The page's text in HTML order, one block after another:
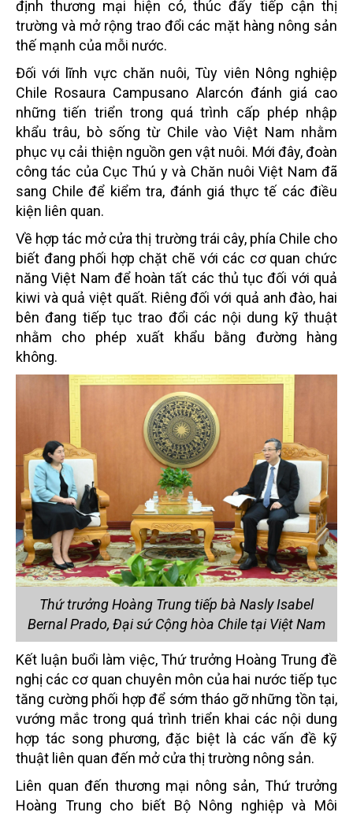
định thương mại hiện có, thúc đẩy tiếp cận thị
trường và mở rộng trao đổi các mặt hàng nông sản
thế mạnh của mỗi nước.
Đối với lĩnh vực chăn nuôi, Tùy viên Nông nghiệp
Chile Rosaura Campusano Alarcón đánh giá cao
những tiến triển trong quá trình cấp phép nhập
khẩu trâu, bò sống từ Chile vào Việt Nam nhằm
phục vụ cải thiện nguồn gen vật nuôi. Mới đây, đoàn
công tác của Cục Thú y và Chăn nuôi Việt Nam đã
sang Chile để kiểm tra, đánh giá thực tế các điều
kiện liên quan.
Về hợp tác mở cửa thị trường trái cây, phía Chile cho
biết đang phối hợp chặt chẽ với các cơ quan chức
năng Việt Nam để hoàn tất các thủ tục đối với quả
kiwi và quả việt quất. Riêng đối với quả anh đào, hai
bên đang tiếp tục trao đổi các nội dung kỹ thuật
nhằm cho phép xuất khẩu bằng đường hàng
không.
Thứ trưởng Hoàng Trung tiếp bà Nasly Isabel
Bernal Prado, Đại sứ Cộng hòa Chile tại Việt Nam
Kết luận buổi làm việc, Thứ trưởng Hoàng Trung đề
nghị các cơ quan chuyên môn của hai nước tiếp tục
tăng cường phối hợp để sớm tháo gỡ những tồn tại,
vướng mắc trong quá trình triển khai các nội dung
hợp tác song phương, đặc biệt là các vấn đề kỹ
thuật liên quan đến mở cửa thị trường nông sản.
Liên quan đến thương mại nông sản, Thứ trưởng
Hoàng Trung cho biết Bộ Nông nghiệp và Môi